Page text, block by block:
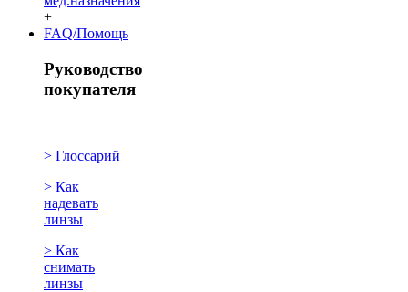
+
FAQ/Помощь
Руководство
покупателя
> Глоссарий
> Как
надевать
линзы
> Как
снимать
линзы